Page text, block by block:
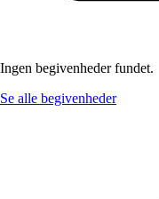
Ingen begivenheder fundet.
Se alle begivenheder